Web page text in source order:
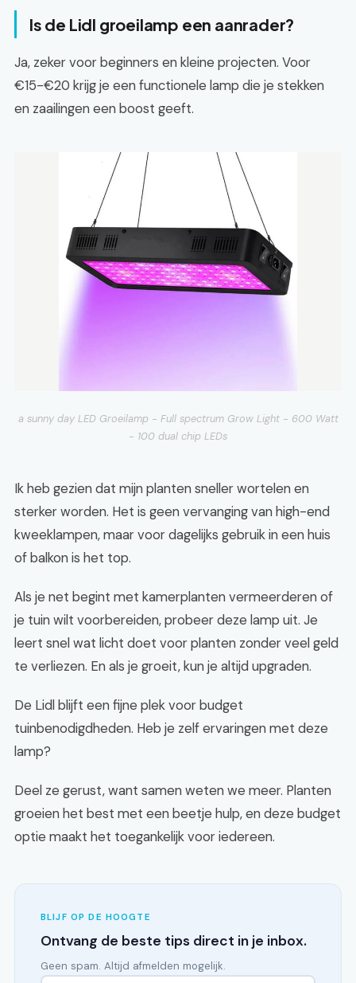
Is de Lidl groeilamp een aanrader?
Ja, zeker voor beginners en kleine projecten. Voor
€15-€20 krijg je een functionele lamp die je stekken
en zaailingen een boost geeft.
a sunny day LED Groeilamp - Full spectrum Grow Light - 600 Watt
- 100 dual chip LEDs
Ik heb gezien dat mijn planten sneller wortelen en
sterker worden. Het is geen vervanging van high-end
kweeklampen, maar voor dagelijks gebruik in een huis
of balkon is het top.
Als je net begint met kamerplanten vermeerderen of
je tuin wilt voorbereiden, probeer deze lamp uit. Je
leert snel wat licht doet voor planten zonder veel geld
te verliezen. En als je groeit, kun je altijd upgraden.
De Lidl blijft een fijne plek voor budget
tuinbenodigdheden. Heb je zelf ervaringen met deze
lamp?
Deel ze gerust, want samen weten we meer. Planten
groeien het best met een beetje hulp, en deze budget
optie maakt het toegankelijk voor iedereen.
BLIJF OP DE HOOGTE
Ontvang de beste tips direct in je inbox.
Geen spam. Altijd afmelden mogelijk.